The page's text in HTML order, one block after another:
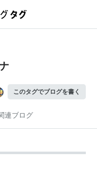
このタグでブログを書く
連ブログ